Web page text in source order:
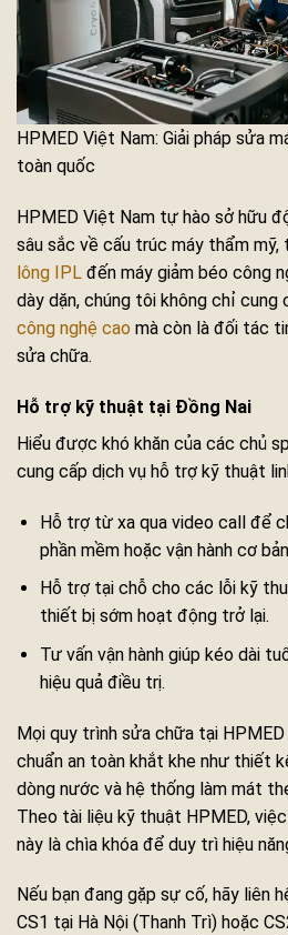
HPMED Việt Nam: Giải pháp sửa
toàn quốc
HPMED Việt Nam tự hào sở hữu
sâu sắc về cấu trúc máy thẩm
lông IPL đến máy giảm béo công
dày dặn, chúng tôi không chỉ cung
công nghệ cao mà còn là đối tác
sửa chữa.
Hỗ trợ kỹ thuật tại Đồng Nai
Hiểu được khó khăn của các chủ
cung cấp dịch vụ hỗ trợ kỹ thuật
Hỗ trợ từ xa qua video call để
phần mềm hoặc vận hành cơ
Hỗ trợ tại chỗ cho các lỗi kỹ
thiết bị sớm hoạt động trở lại.
Tư vấn vận hành giúp kéo dài
hiệu quả điều trị.
Mọi quy trình sửa chữa tại
chuẩn an toàn khắt khe như thiết
dòng nước và hệ thống làm mát
Theo tài liệu kỹ thuật HPMED,
này là chìa khóa để duy trì hiệu
Nếu bạn đang gặp sự cố, hãy liên
CS1 tại Hà Nội (Thanh Trì) hoặc